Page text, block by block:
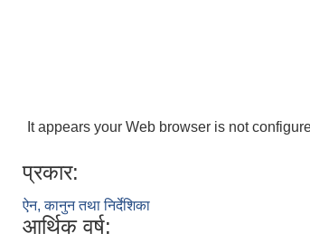
It appears your Web browser is not
प्रकार:
ऐन, कानुन तथा निर्देशिका
आर्थिक वर्ष: